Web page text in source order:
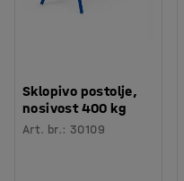
Sklopivo postolje,
nosivost 400 kg
Art. br.:30109